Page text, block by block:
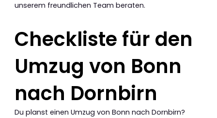
unserem freundlichen Team beraten.
Checkliste für den
Umzug von Bonn
nach Dornbirn
Du planst einen Umzug von Bonn nach Dornbirn?